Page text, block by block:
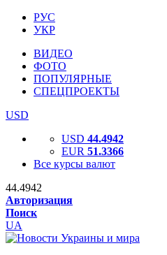
РУС
УКР
ВИДЕО
ФОТО
ПОПУЛЯРНЫЕ
СПЕЦПРОЕКТЫ
USD
USD 44.4942
EUR 51.3366
Все курсы валют
44.4942
Авторизация
Поиск
UA